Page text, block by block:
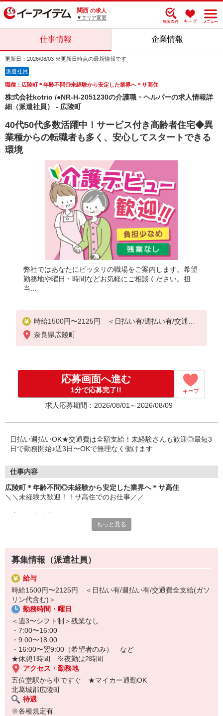
関西 の求人
▼エリア変更
仕事情報 企業情報
更新日：2026/08/03 ※更新日時点の最新情報です
派遣社員
職種：広陵町＊年齢不問◎未経験から安定した業界へ＊サ高住
株式会社kotrio /●NR-H-2051230の介護職・ヘルパーの求人情報詳
細（派遣社員） - 広陵町
40代50代多数活躍中！サービス付き高齢者住宅◆異
業種からの転職者も多く、安心してスタートできる
環境
弊社ではあなたにピッタリの職場をご案内します。希望
勤務地や曜日・時間などお気軽にご相談ください。担
当...
時給1500円〜2125円 ＜日払い有/週払い有/交通費
全支給(ガソリン代含む)＞
奈良県広陵町
応募画面へ進む
1分で応募完了!! キープ
求人応募期間：2026/08/01～2026/08/09
日払い週払いOK★交通費は全額支給！未経験さんも歓迎◎最短3
日で勤務開始♪週3日〜OKで無理なく働けます
仕事内容
広陵町＊年齢不問◎未経験から安定した業界へ＊サ高住
＼＼未経験大歓迎！！サ高住でのお仕事／／
・生活相談やお話の相手 など
元コンビニ店員・アパレル販売・ホテルのフロントスタッフなど、
安定の医療福祉業界で働きたくて転職し、接客経験を活かして活躍
中のスタッフ多数。
お元気な入居者様が多く、スケジュールにもゆとりがあるため、バ
タバタせずに自分のペースで落ち着いて働けます♪
「安定した業界で長く働きたい」
「人と関わる仕事をしたい」
そんな方におすすめです！
ぜひ、お気軽にご応募ください♪
もっと見る
募集情報（派遣社員）
給与
時給1500円〜2125円 ＜日払い有/週払い有/交通費全支給(ガソ
リン代含む)＞
勤務時間・曜日
＜週3〜シフト制＞残業なし
・7:00〜16:00
・9:00〜18:00
・16:00〜翌9:00（希望者のみ） など
★休憩1時間 ※夜勤は2時間
アクセス・勤務地
五位堂駅から車ですぐ ★マイカー通勤OK
北葛城郡広陵町
待遇
※各種規定有